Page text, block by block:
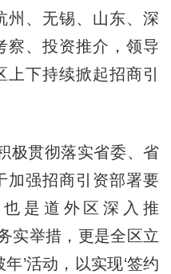
州、无锡、山东、深
察、投资推介，领导
下持续掀起招商引
贯彻落实省委、省
加强招商引资部署要
是道外区深入推
实举措，更是全区立
’活动，以实现‘签约